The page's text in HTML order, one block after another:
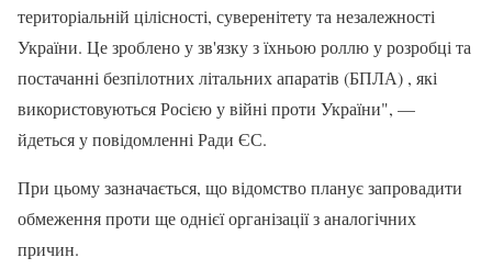
територіальній цілісності, суверенітету та незалежності
України. Це зроблено у зв'язку з їхньою роллю у розробці та
постачанні безпілотних літальних апаратів (БПЛА) , які
використовуються Росією у війні проти України", —
йдеться у повідомленні Ради ЄС.
При цьому зазначається, що відомство планує запровадити
обмеження проти ще однієї організації з аналогічних
причин.